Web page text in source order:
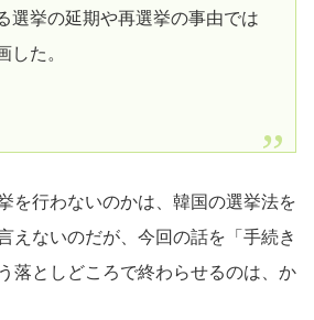
選挙の延期や再選挙の事由では
した。
を行わないのかは、韓国の選挙法を
えないのだが、今回の話を「手続き
落としどころで終わらせるのは、か